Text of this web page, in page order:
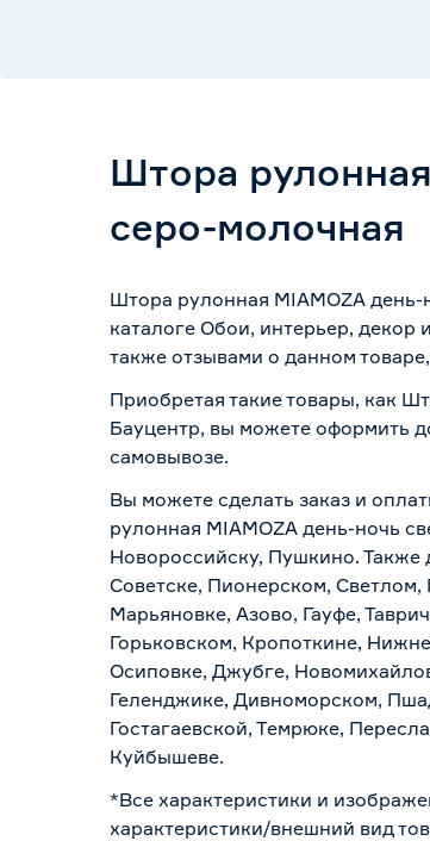
Штора
серо-молочная
Штора рулонная MIAMOZA
каталоге Обои, интерьер,
также отзывами о данном
Приобретая такие товары, как
Бауцентр, вы можете оформить
самовывозе.
Вы можете сделать заказ и
рулонная MIAMOZA день-ночь
Новороссийску, Пушкино. Также
Советске, Пионерском,
Марьяновке, Азово, Гауфе,
Горьковском, Кропоткине,
Осиповке, Джубге,
Геленджике, Дивноморском,
Гостагаевской, Темрюке,
Куйбышеве.
*Все характеристики и
характеристики/внешний вид